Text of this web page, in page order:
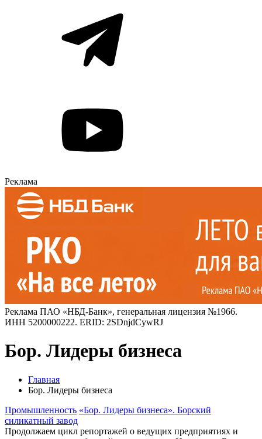
Реклама
Реклама ПАО «НБД-Банк», генеральная лицензия №1966.
ИНН 5200000222. ERID: 2SDnjdCywRJ
Бор. Лидеры бизнеса
Главная
Бор. Лидеры бизнеса
Промышленность «Бор. Лидеры бизнеса». Борский
силикатный завод
Продолжаем цикл репортажей о ведущих предприятиях и